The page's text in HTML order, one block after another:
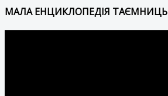
МАЛА ЕНЦИКЛОПЕДІЯ ТАЄМНИЦЬ